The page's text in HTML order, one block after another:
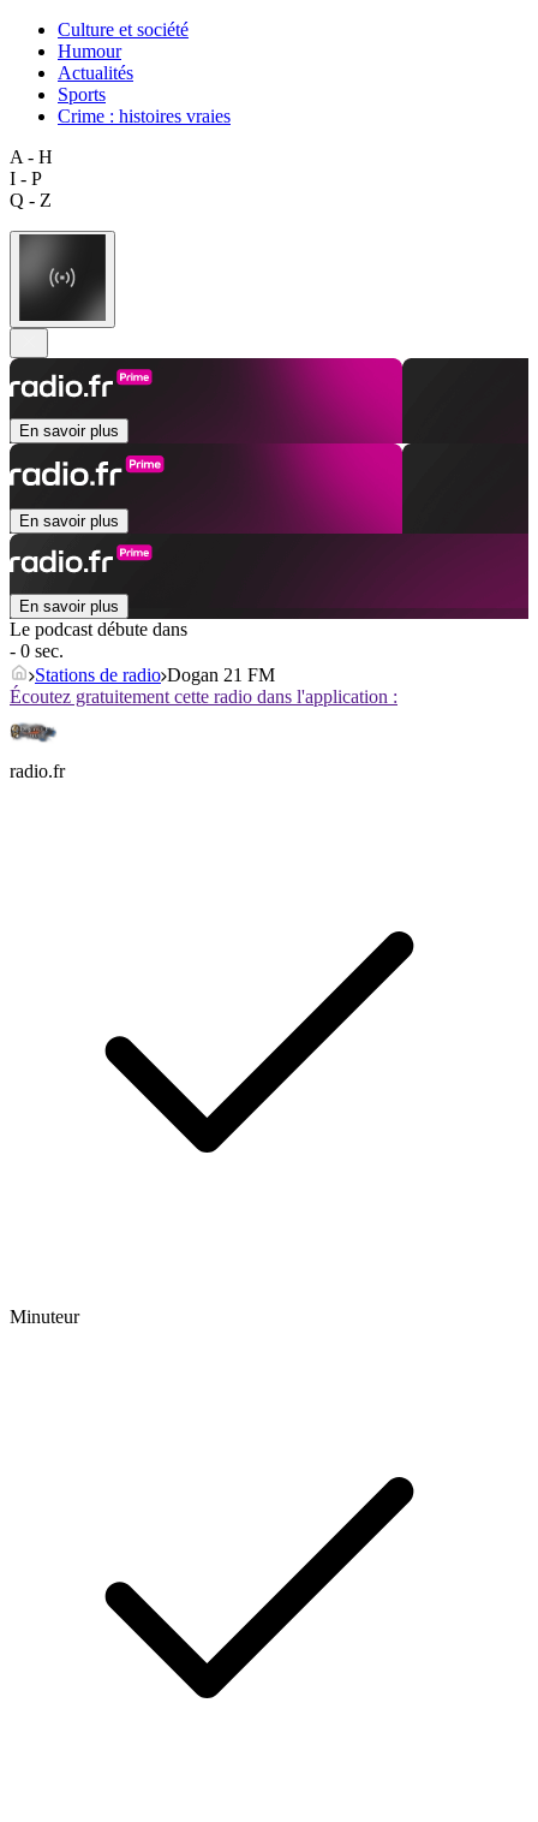
Culture et société
Humour
Actualités
Sports
Crime : histoires vraies
A - H
I - P
Q - Z
En savoir plus
En savoir plus
En savoir plus
Le podcast débute dans
- 0 sec.
Stations de radio Dogan 21 FM
Écoutez gratuitement cette radio dans l'application :
radio.fr
Minuteur